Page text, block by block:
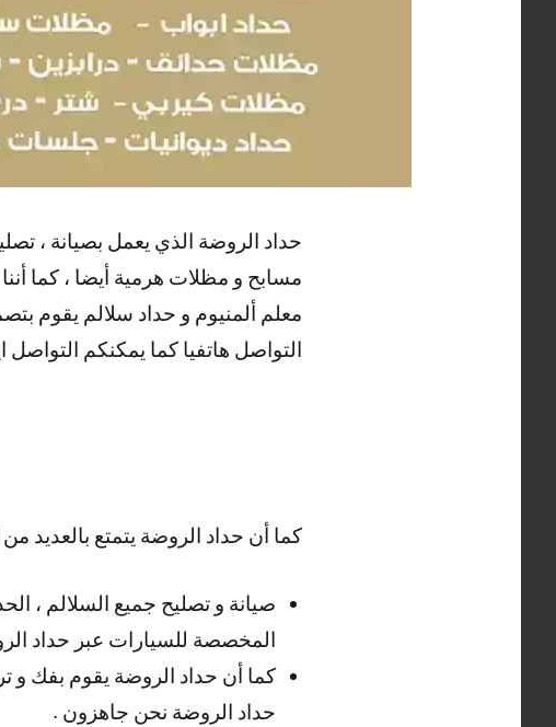
حداد الروضة الذي يعمل بصيانة ،
مسابح و مظلات هرمية أيضا ، كما
معلم ألمنيوم و حداد سلالم يقوم
التواصل هاتفيا كما يمكنكم التواصل
كما أن حداد الروضة يتمتع بالعديد من
صيانة و تصليح جميع السلالم ،
المخصصة للسيارات عبر حداد
كما أن حداد الروضة يقوم بفك و
حداد الروضة نحن جاهزون .